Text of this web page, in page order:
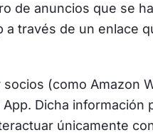
de anuncios que se
a través de un enlace
(como Amazon
Dicha información
únicamente